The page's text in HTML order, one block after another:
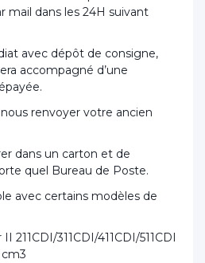
mail dans les 24H suivant
avec dépôt de consigne,
accompagné d’une
renvoyer votre ancien
dans un carton et de
quel Bureau de Poste.
avec certains modèles de
211CDI/311CDI/411CDI/511CDI